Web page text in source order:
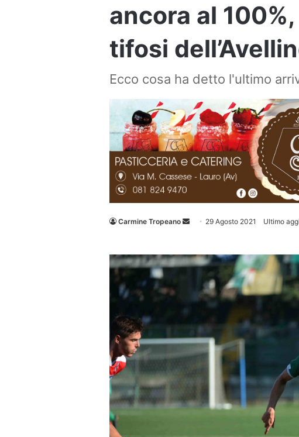
ancora al
tifosi
Ecco cosa ha detto l'ultimo
Carmine Tropeano
Invia 29 Agosto 2021
Ultimo